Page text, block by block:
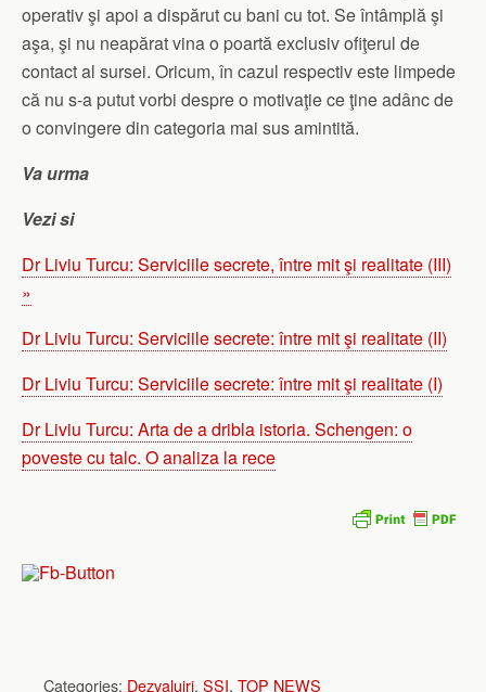
operativ şi apoi a dispărut cu bani cu tot. Se întâmplă şi
aşa, şi nu neapărat vina o poartă exclusiv ofiţerul de
contact al sursei. Oricum, în cazul respectiv este limpede
că nu s-a putut vorbi despre o motivaţie ce ţine adânc de
o convingere din categoria mai sus amintită.
Va urma
Vezi si
Dr Liviu Turcu: Serviciile secrete, între mit şi realitate (III)
»
Dr Liviu Turcu: Serviciile secrete: între mit şi realitate (II)
Dr Liviu Turcu: Serviciile secrete: între mit şi realitate (I)
Dr Liviu Turcu: Arta de a dribla istoria. Schengen: o
poveste cu talc. O analiza la rece
Categories: Dezvaluiri, SSI, TOP NEWS